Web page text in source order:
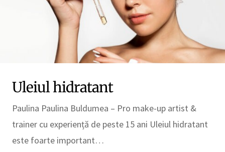
Uleiul hidratant
Paulina Paulina Buldumea – Pro make-up artist &
trainer cu experiență de peste 15 ani Uleiul hidratant
este foarte important…